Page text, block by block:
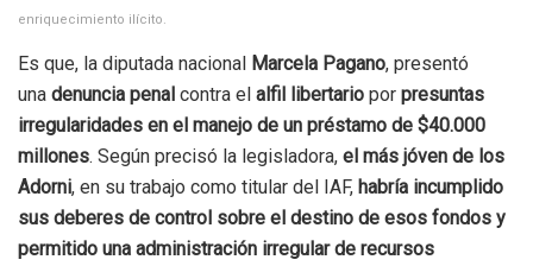
enriquecimiento ilícito.
Es que, la diputada nacional Marcela Pagano, presentó
una denuncia penal contra el alfil libertario por presuntas
irregularidades en el manejo de un préstamo de $40.000
millones. Según precisó la legisladora, el más jóven de los
Adorni, en su trabajo como titular del IAF, habría incumplido
sus deberes de control sobre el destino de esos fondos y
permitido una administración irregular de recursos